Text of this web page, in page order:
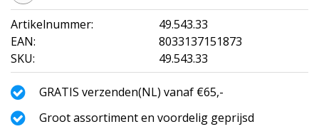
Artikelnummer:
49.543.33
EAN:
8033137151873
SKU:
49.543.33
GRATIS verzenden(NL) vanaf €65,-
Groot assortiment en voordelig geprijsd